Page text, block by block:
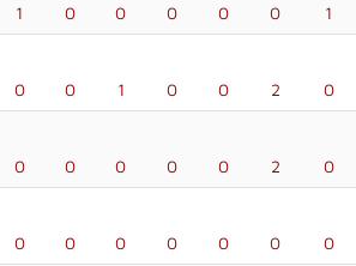
1 0 0 0 0 0 1
0 0 1 0 0 2 0
0 0 0 0 0 2 0
0 0 0 0 0 0 0